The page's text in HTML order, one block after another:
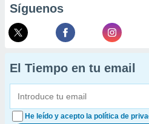
Síguenos
El Tiempo en tu email
He leído y acepto la política de